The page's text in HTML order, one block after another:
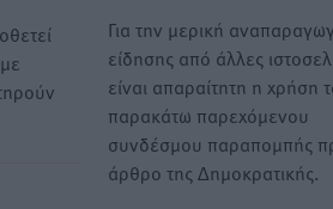
Για την μερική
είδησης από άλλες
είναι απαραίτητη η χρήση
παρακάτω παρεχόμενου
συνδέσμου παραπομπής
άρθρο της Δημοκρατικής.